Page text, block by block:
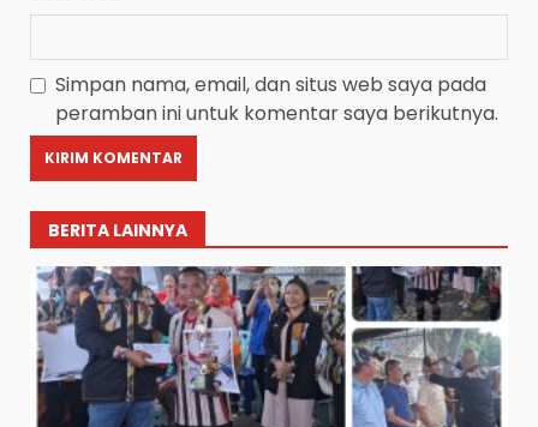
Simpan nama, email, dan situs web saya pada
peramban ini untuk komentar saya berikutnya.
BERITA LAINNYA